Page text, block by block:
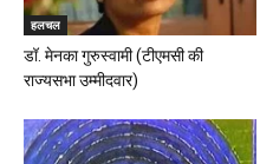
हलचल
डॉ. मेनका गुरुस्वामी (टीएमसी की
राज्यसभा उम्मीदवार)